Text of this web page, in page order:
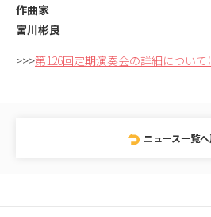
作曲家
宮川彬良
>>>第126回定期演奏会の詳細について
ニュース一覧